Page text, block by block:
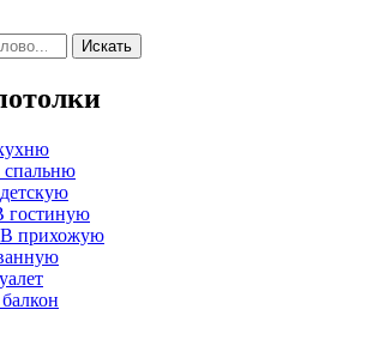
Искать
гостиную
В прихожую